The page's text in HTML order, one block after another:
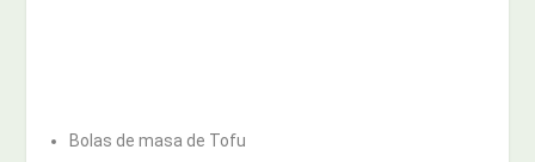
Bolas de masa de Tofu